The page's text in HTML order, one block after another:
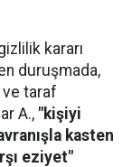
kararı
duruşmada,
ve taraf
A., "kişiyi
kasten
eziyet"